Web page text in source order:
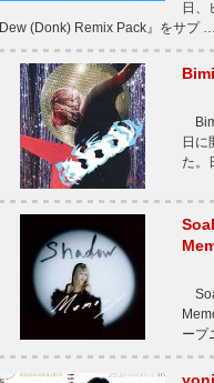
日、
Dew (Donk) Remix Pack』をサプ …
日に
た。
ープ